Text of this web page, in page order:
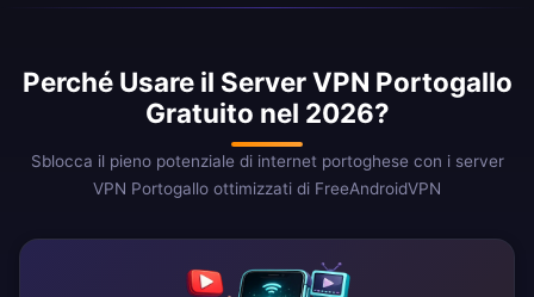
Perché Usare il Server VPN Portogallo
Gratuito nel 2026?
Sblocca il pieno potenziale di internet portoghese con i server
VPN Portogallo ottimizzati di FreeAndroidVPN